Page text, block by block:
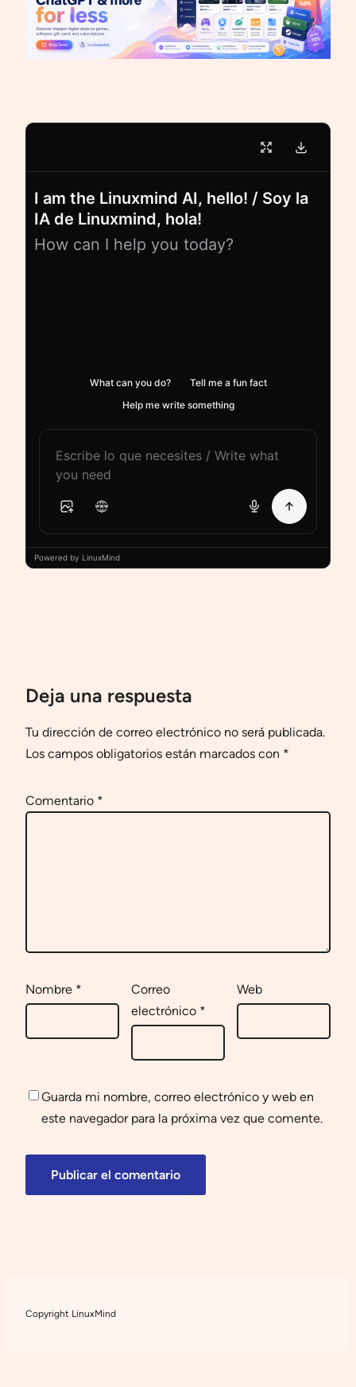
I am the Linuxmind AI, hello! / Soy la
IA de Linuxmind, hola!
How can I help you today?
What can you do?
Tell me a fun fact
Help me write something
Powered by LinuxMind
Deja una respuesta
Tu dirección de correo electrónico no será publicada.
Los campos obligatorios están marcados con *
Comentario *
Nombre *
Correo
electrónico *
Web
Guarda mi nombre, correo electrónico y web en
este navegador para la próxima vez que comente.
Copyright LinuxMind